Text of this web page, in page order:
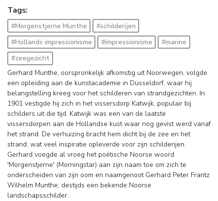
Tags:
#Morgenstjerne Munthe
#schilderijen
#Hollands impressionisme
#impressionisme
#marine
#zeegezicht
Gerhard Munthe, oorspronkelijk afkomstig uit Noorwegen, volgde
een opleiding aan de kunstacademie in Düsseldorf, waar hij
belangstelling kreeg voor het schilderen van strandgezichten. In
1901 vestigde hij zich in het vissersdorp Katwijk, populair bij
schilders uit die tijd. Katwijk was een van de laatste
vissersdorpen aan de Hollandse kust waar nog gevist werd vanaf
het strand. De verhuizing bracht hem dicht bij de zee en het
strand, wat veel inspiratie opleverde voor zijn schilderijen.
Gerhard voegde al vroeg het poëtische Noorse woord
'Morgenstjerne' (Morningstar) aan zijn naam toe om zich te
onderscheiden van zijn oom en naamgenoot Gerhard Peter Frantz
Wilhelm Munthe, destijds een bekende Noorse
landschapsschilder.